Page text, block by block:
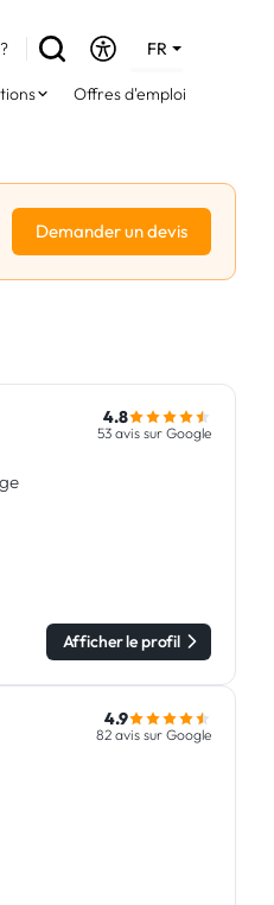
FR
Offres d'emploi
Demander un devis
4.8
53 avis sur Google
Afficher le profil
4.9
82 avis sur Google